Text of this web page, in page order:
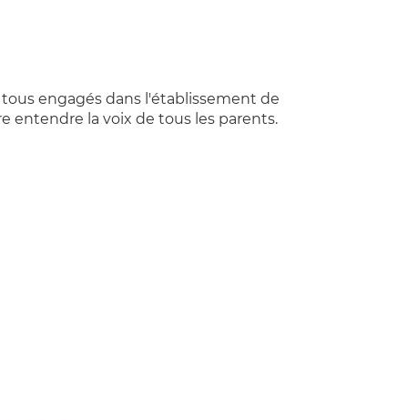
engagés dans l'établissement de
entendre la voix de tous les parents.